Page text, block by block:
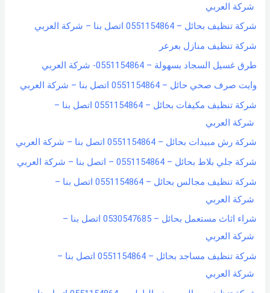
شركة العربي
شركة تنظيف بحائل – 0551154864 اتصل بنا – شركة العربي
شركة تنظيف منازل بعرعر
طرق غسيل السجاد بسهولة – 0551154864- شركة العربي
وايت صرف صحي حائل – 0551154864 اتصل بنا – شركة العربي
شركة تنظيف مكيفات بحائل – 0551154864 اتصل بنا –
شركة العربي
شركة رش مبيدات بحائل – 0551154864 اتصل بنا – شركة العربي
شركة جلي بلاط بحائل – 0551154864 – اتصل بنا – شركة العربي
شركة تنظيف مجالس بحائل – 0551154864 اتصل بنا –
شركة العربي
شراء اثاث مستعمل بحائل – 0530547685 اتصل بنا –
شركة العربي
شركة تنظيف مساجد بحائل – 0551154864 اتصل بنا –
شركة العربي